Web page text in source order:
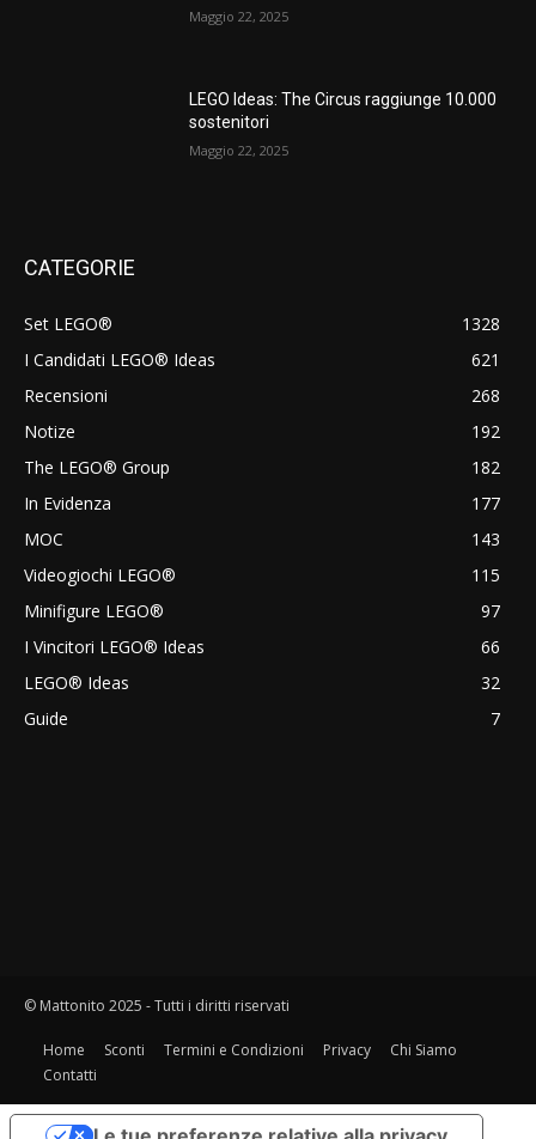
Maggio 22, 2025
LEGO Ideas: The Circus raggiunge 10.000
sostenitori
Maggio 22, 2025
CATEGORIE
Set LEGO®
1328
I Candidati LEGO® Ideas
621
Recensioni
268
Notize
192
The LEGO® Group
182
In Evidenza
177
MOC
143
Videogiochi LEGO®
115
Minifigure LEGO®
97
I Vincitori LEGO® Ideas
66
LEGO® Ideas
32
Guide
7
© Mattonito 2025 - Tutti i diritti riservati
Home Sconti Termini e Condizioni Privacy
Chi Siamo
Contatti